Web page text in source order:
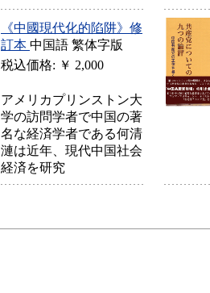
《中國現代化的陷阱》修
訂本 中国語 繁体字版
税込価格: ￥ 2,000
アメリカプリンストン大
学の訪問学者で中国の著
名な経済学者である何清
漣は近年、現代中国社会
経済を研究